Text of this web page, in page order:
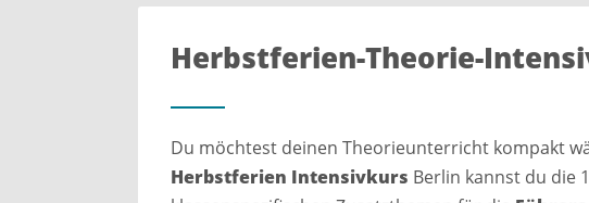
Herbstferien-Theorie-
Du möchtest deinen Theorieunterricht kompakt
Herbstferien Intensivkurs Berlin kannst du die